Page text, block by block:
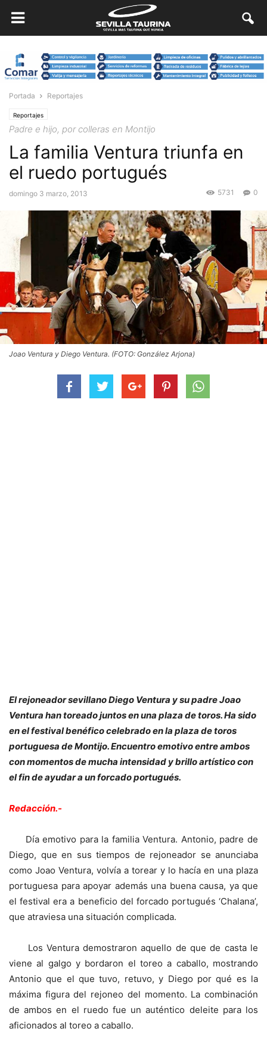
Portada Reportajes
Reportajes
Padre e hijo, por colleras en Montijo
La familia Ventura triunfa en
el ruedo portugués
domingo 3 marzo, 2013 0
5731
Joao Ventura y Diego Ventura. (FOTO: González Arjona)
El rejoneador sevillano Diego Ventura y su padre Joao
Ventura han toreado juntos en una plaza de toros. Ha sido
en el festival benéfico celebrado en la plaza de toros
portuguesa de Montijo. Encuentro emotivo entre ambos
con momentos de mucha intensidad y brillo artístico con
el fin de ayudar a un forcado portugués.
Redacción.-
Día emotivo para la familia Ventura. Antonio, padre de
Diego, que en sus tiempos de rejoneador se anunciaba
como Joao Ventura, volvía a torear y lo hacía en una plaza
portuguesa para apoyar además una buena causa, ya que
el festival era a beneficio del forcado portugués ‘Chalana’,
que atraviesa una situación complicada.
Los Ventura demostraron aquello de que de casta le
viene al galgo y bordaron el toreo a caballo, mostrando
Antonio que el que tuvo, retuvo, y Diego por qué es la
máxima figura del rejoneo del momento. La combinación
de ambos en el ruedo fue un auténtico deleite para los
aficionados al toreo a caballo.